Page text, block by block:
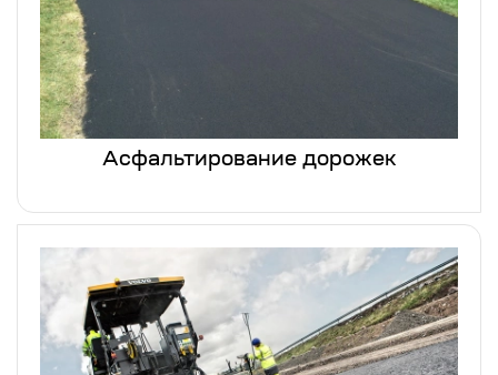
Асфальтирование дорожек